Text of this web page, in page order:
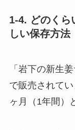
1-4. どのくら
しい保存方法
「岩下の新生
で販売されて
ヶ月（1年間）